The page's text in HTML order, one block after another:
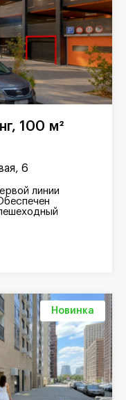
100 м²
6
линии
Новинка